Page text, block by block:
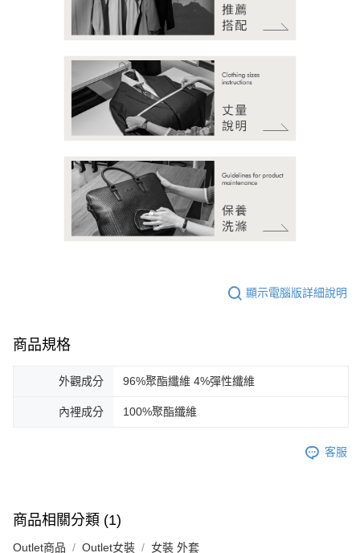
顯示電腦版詳細說明
商品規格
外觀成分 96%聚酯纖維 4%彈性纖維
內裡成分 100%聚酯纖維
客服
商品相關分類 (1)
Outlet商品 Outlet女裝 女裝 外套